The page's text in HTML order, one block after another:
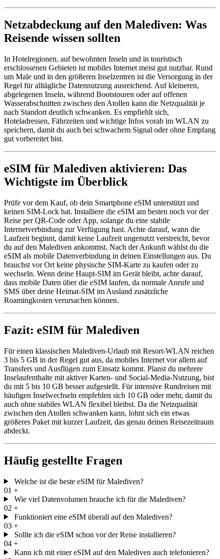
Netzabdeckung auf den Malediven: Was
Reisende wissen sollten
In Hotelregionen, auf bewohnten Inseln und in touristisch
erschlossenen Gebieten ist mobiles Internet meist gut nutzbar. Rund
um Male und in den größeren Inselzentren ist die Versorgung in der
Regel für alltägliche Datennutzung ausreichend. Auf kleineren,
abgelegenen Inseln, während Bootstouren oder auf offenen
Wasserabschnitten zwischen den Atollen kann die Netzqualität je
nach Standort deutlich schwanken. Es empfiehlt sich,
Hoteladressen, Fährzeiten und wichtige Infos vorab im WLAN zu
speichern, damit du auch bei schwachem Signal oder ohne Empfang
gut vorbereitet bist.
eSIM für Malediven aktivieren: Das
Wichtigste im Überblick
Prüfe vor dem Kauf, ob dein Smartphone eSIM unterstützt und
keinen SIM-Lock hat. Installiere die eSIM am besten noch vor der
Reise per QR-Code oder App, solange du eine stabile
Internetverbindung zur Verfügung hast. Achte darauf, wann die
Laufzeit beginnt, damit keine Laufzeit ungenutzt verstreicht, bevor
du auf den Malediven ankommst. Nach der Ankunft wählst du die
eSIM als mobile Datenverbindung in deinen Einstellungen aus. Du
brauchst vor Ort keine physische SIM-Karte zu kaufen oder zu
wechseln. Wenn deine Haupt-SIM im Gerät bleibt, achte darauf,
dass mobile Daten über die eSIM laufen, da normale Anrufe und
SMS über deine Heimat-SIM im Ausland zusätzliche
Roamingkosten verursachen können.
Fazit: eSIM für Malediven
Für einen klassischen Malediven-Urlaub mit Resort-WLAN reichen
3 bis 5 GB in der Regel gut aus, da mobiles Internet vor allem auf
Transfers und Ausflügen zum Einsatz kommt. Planst du mehrere
Inselaufenthalte mit aktiver Karten- und Social-Media-Nutzung, bist
du mit 5 bis 10 GB besser aufgestellt. Für intensive Rundreisen mit
häufigen Inselwechseln empfehlen sich 10 GB oder mehr, damit du
auch ohne stabiles WLAN flexibel bleibst. Da die Netzqualität
zwischen den Atollen schwanken kann, lohnt sich ein etwas
größeres Paket mit kurzer Laufzeit, das genau deinen Reisezeitraum
abdeckt.
Häufig gestellte Fragen
Welche ist die beste eSIM für Malediven?
01 +
Wie viel Datenvolumen brauche ich für die Malediven?
02 +
Funktioniert eine eSIM überall auf den Malediven?
03 +
Sollte ich die eSIM schon vor der Reise installieren?
04 +
Kann ich mit einer eSIM auf den Malediven auch telefonieren?